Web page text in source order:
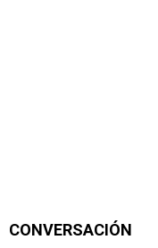
CONVERSACIÓN